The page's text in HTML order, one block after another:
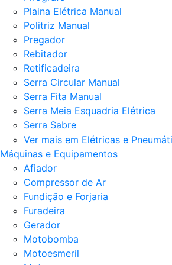
Plaina Elétrica Manual
Politriz Manual
Pregador
Rebitador
Retificadeira
Serra Circular Manual
Serra Fita Manual
Serra Meia Esquadria Elétrica
Serra Sabre
Ver mais em Elétricas e
Máquinas e Equipamentos
Afiador
Compressor de Ar
Fundição e Forjaria
Furadeira
Gerador
Motobomba
Motoesmeril